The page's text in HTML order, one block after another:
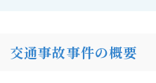
交通事故事件の概要